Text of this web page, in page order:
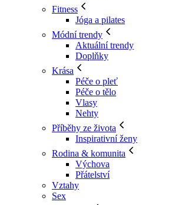
Fitness
Jóga a pilates
Módní trendy
Aktuální trendy
Doplňky
Krása
Péče o pleť
Péče o tělo
Vlasy
Nehty
Příběhy ze života
Inspirativní ženy
Rodina & komunita
Výchova
Přátelství
Vztahy
Sex